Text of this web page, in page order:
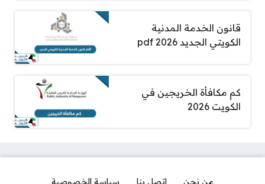
قانون الخدمة المدنية
الكويتي الجديد pdf 2026
كم مكافأة الخريجين في
الكويت 2026
من نحن اتصل بنا سياسة الخصوصية